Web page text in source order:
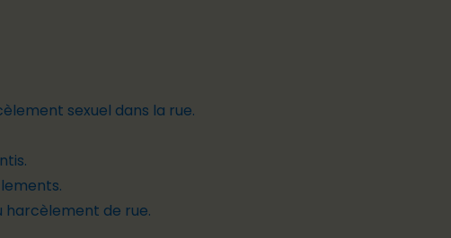
sexuel dans la rue.
harcèlement de rue.